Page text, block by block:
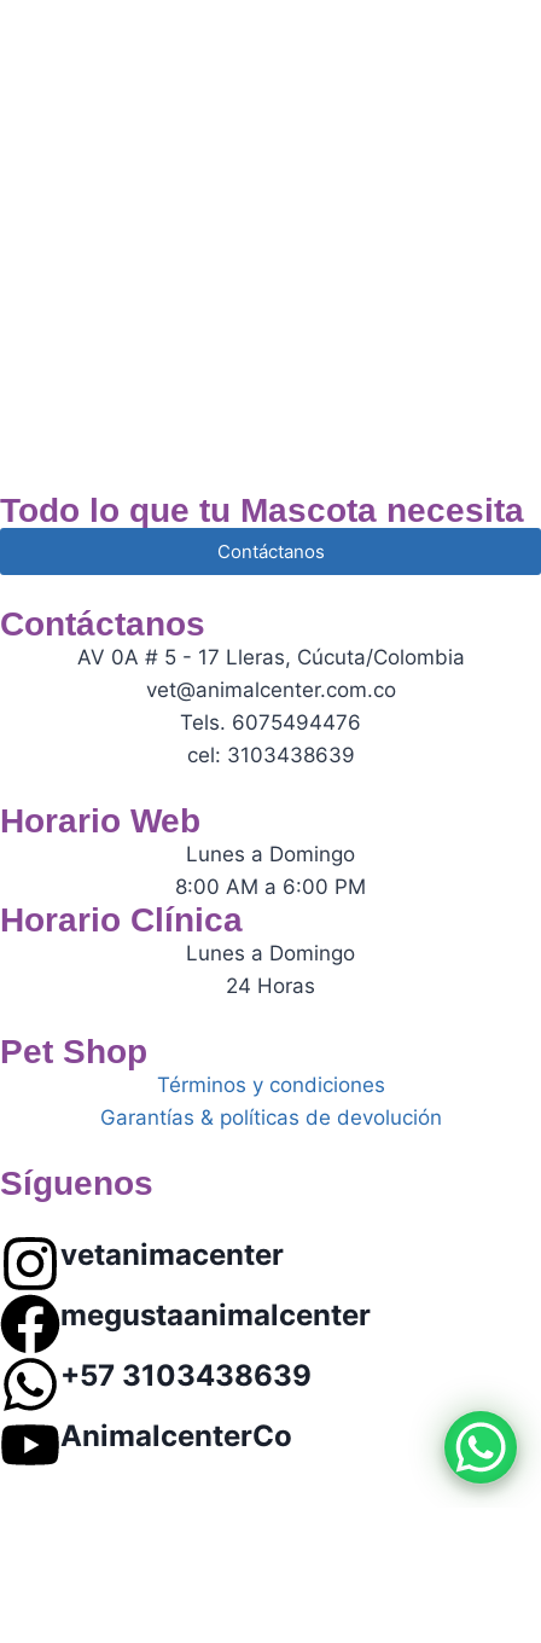
Todo lo que tu Mascota necesita
Contáctanos
Contáctanos
AV 0A # 5 - 17 Lleras, Cúcuta/Colombia
vet@animalcenter.com.co
Tels. 6075494476
cel: 3103438639
Horario Web
Lunes a Domingo
8:00 AM a 6:00 PM
Horario Clínica
Lunes a Domingo
24 Horas
Pet Shop
Términos y condiciones
Garantías & políticas de devolución
Síguenos
vetanimacenter
megustaanimalcenter
+57 3103438639
AnimalcenterCo